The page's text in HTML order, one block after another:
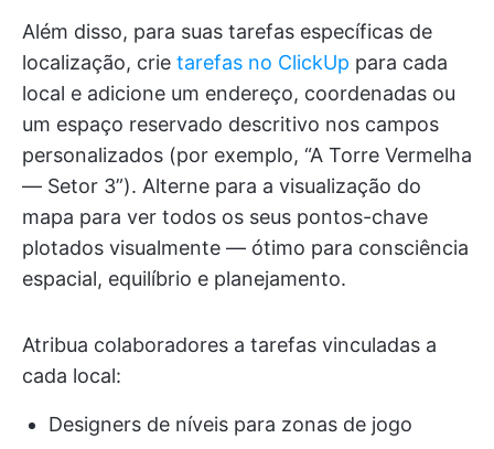
Além disso, para suas tarefas específicas de
localização, crie tarefas no ClickUp para cada
local e adicione um endereço, coordenadas ou
um espaço reservado descritivo nos campos
personalizados (por exemplo, “A Torre Vermelha
— Setor 3”). Alterne para a visualização do
mapa para ver todos os seus pontos-chave
plotados visualmente — ótimo para consciência
espacial, equilíbrio e planejamento.
Atribua colaboradores a tarefas vinculadas a
cada local:
Designers de níveis para zonas de jogo